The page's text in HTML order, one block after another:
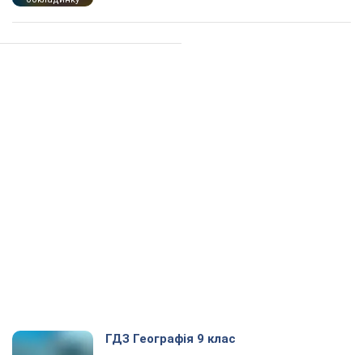
ГДЗ Географія 9 клас